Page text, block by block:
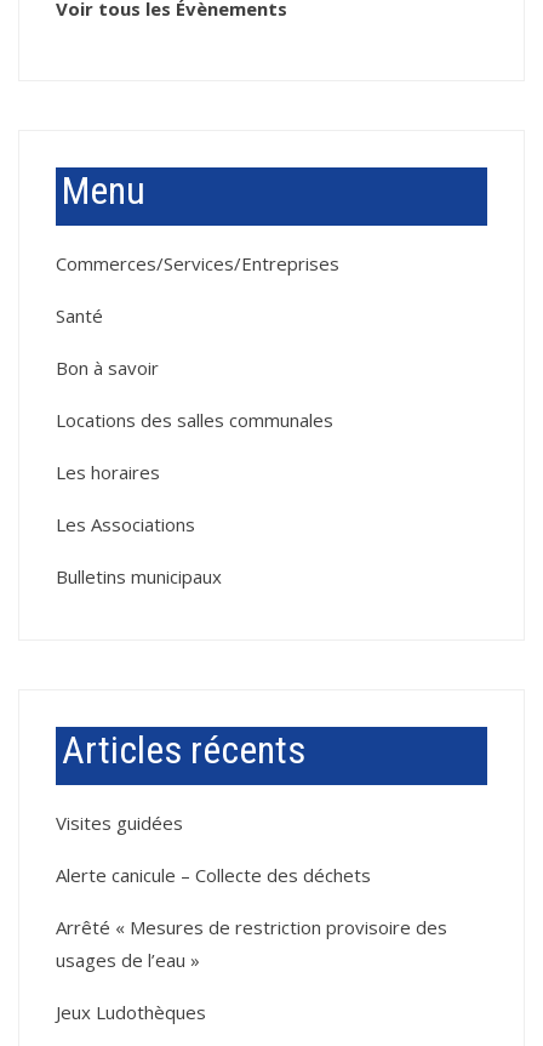
Voir tous les Évènements
Menu
Commerces/Services/Entreprises
Santé
Bon à savoir
Locations des salles communales
Les horaires
Les Associations
Bulletins municipaux
Articles récents
Visites guidées
Alerte canicule – Collecte des déchets
Arrêté « Mesures de restriction provisoire des
usages de l’eau »
Jeux Ludothèques